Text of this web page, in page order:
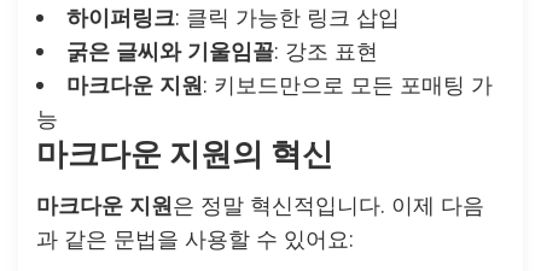
하이퍼링크: 클릭 가능한 링크 삽입
굵은 글씨와 기울임꼴: 강조 표현
마크다운 지원: 키보드만으로 모든 포매팅 가
능
마크다운 지원의 혁신
마크다운 지원은 정말 혁신적입니다. 이제 다음
과 같은 문법을 사용할 수 있어요: